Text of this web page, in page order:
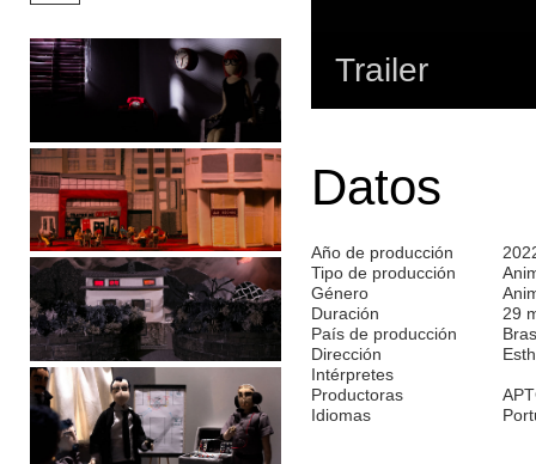
Trailer
Datos
Año de producción
Tipo de producción
Género
Duración
29
País de producción
Dirección
Intérpretes
Productoras
Idiomas